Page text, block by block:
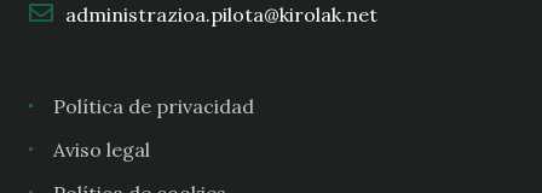
administrazioa.pilota@kirolak.net
Política de privacidad
Aviso legal